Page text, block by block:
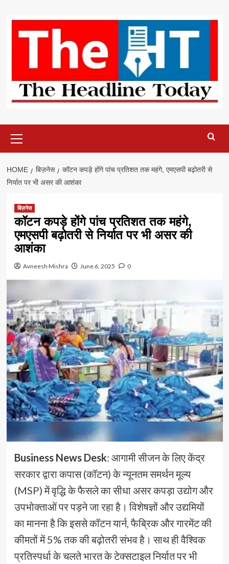
content
Menu
HOME बिज़नेस
कॉटन कपड़े होंगे पांच प्रतिशत तक महंगे, एमएसपी बढ़ोतरी से
निर्यात पर भी असर की आशंका
बिज़नेस
कॉटन कपड़े होंगे पांच प्रतिशत तक महंगे,
एमएसपी बढ़ोतरी से निर्यात पर भी असर की
आशंका
Avneesh Mishra June 6, 2025 0
Business News Desk: आगामी सीजन के लिए केंद्र
सरकार द्वारा कपास (कॉटन) के न्यूनतम समर्थन मूल्य
(MSP) में वृद्धि के फैसले का सीधा असर कपड़ा उद्योग और
उपभोक्ताओं पर पड़ने जा रहा है। विशेषज्ञों और उद्यमियों
का मानना है कि इससे कॉटन यार्न, फैब्रिक और गारमेंट की
कीमतों में 5% तक की बढ़ोतरी संभव है। साथ ही वैश्विक
प्रतिस्पर्धा के चलते भारत के टेक्सटाइल निर्यात पर भी